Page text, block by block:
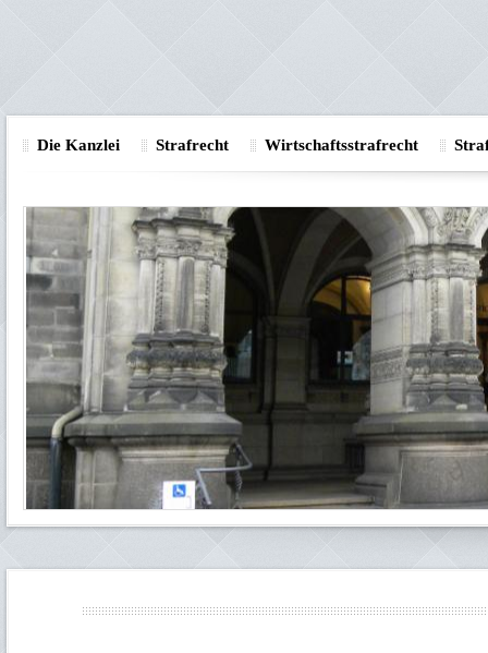
Die Kanzlei Strafrecht Wirtschaftsstrafrecht